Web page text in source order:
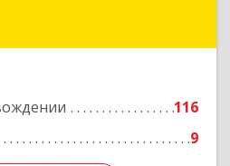
116
9
г, корпус 2307А,